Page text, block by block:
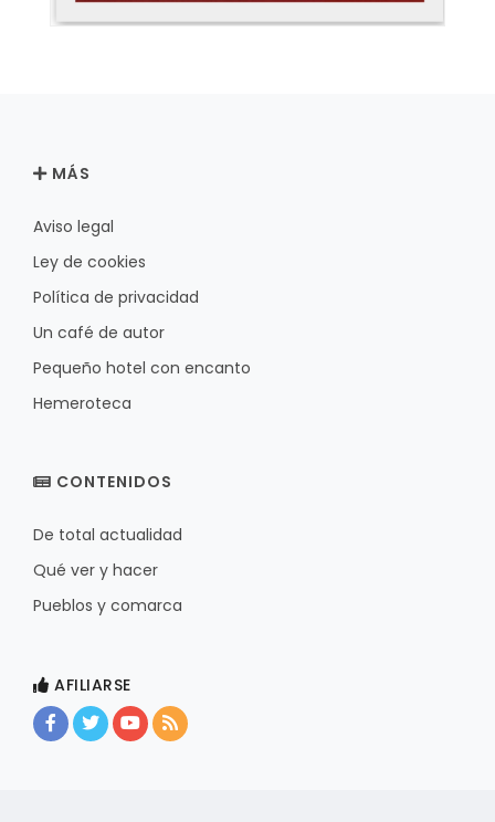
MÁS
Aviso legal
Ley de cookies
Política de privacidad
Un café de autor
Pequeño hotel con encanto
Hemeroteca
CONTENIDOS
De total actualidad
Qué ver y hacer
Pueblos y comarca
AFILIARSE